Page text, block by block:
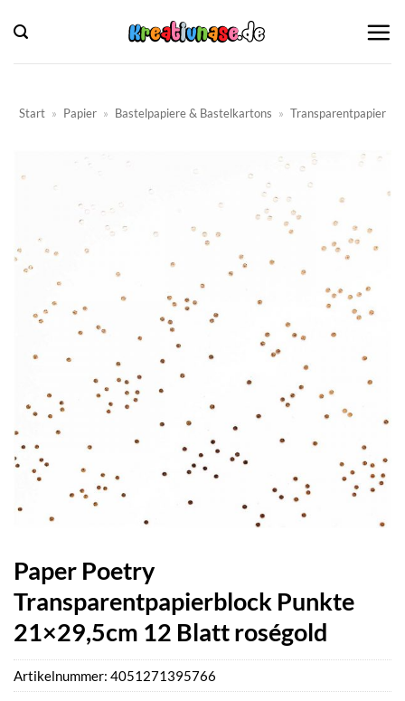
Inhalt
springen
Start » Papier » Bastelpapiere & Bastelkartons » Transparentpapier
Paper Poetry
Transparentpapierblock Punkte
21×29,5cm 12 Blatt roségold
Artikelnummer: 4051271395766